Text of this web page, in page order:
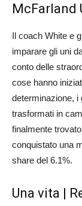
McFarland
Il coach White e
imparare gli uni
conto delle
cose hanno
determinazione, i
trasformati in
finalmente
conquistato una
share del 6.1%.
Una vita |